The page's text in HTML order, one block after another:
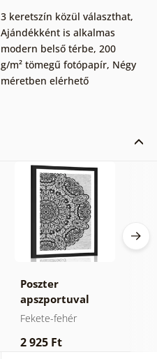
3 keretszín közül választhat,
Ajándékként is alkalmas
modern belső térbe, 200
g/m² tömegű fotópapír, Négy
méretben elérhető
Poszter
apszportuval
virágos Mandala
Fekete-fehér
2 925 Ft